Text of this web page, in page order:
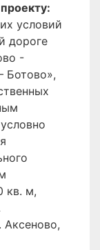
условий
дороге
-
Ботово»,
кв. м,